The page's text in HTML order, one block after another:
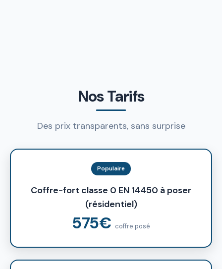
Nos Tarifs
Des prix transparents, sans surprise
Populaire
Coffre-fort classe 0 EN 14450 à poser
(résidentiel)
575€ coffre posé